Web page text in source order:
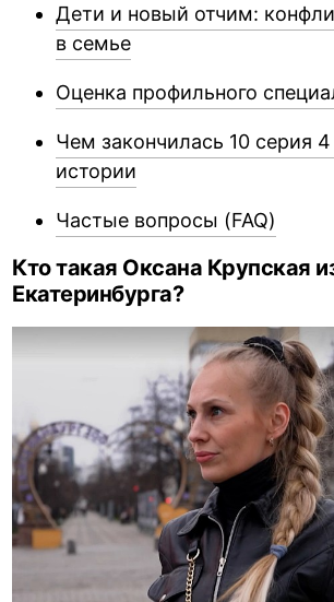
Дети и новый отчим:
в семье
Оценка профильного
Чем закончилась 10 серия
истории
Частые вопросы (FAQ)
Кто такая Оксана Крупская
Екатеринбурга?